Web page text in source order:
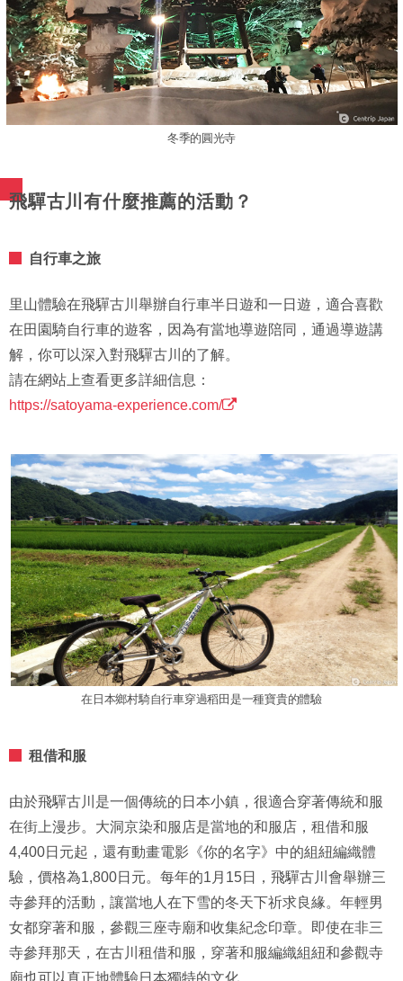
冬季的圓光寺
飛驒古川有什麼推薦的活動？
自行車之旅
里山體驗在飛驒古川舉辦自行車半日遊和一日遊，適合喜歡
在田園騎自行車的遊客，因為有當地導遊陪同，通過導遊講
解，你可以深入對飛驒古川的了解。
請在網站上查看更多詳細信息：
https://satoyama-experience.com/
在日本鄉村騎自行車穿過稻田是一種寶貴的體驗
租借和服
由於飛驒古川是一個傳統的日本小鎮，很適合穿著傳統和服
在街上漫步。大洞京染和服店是當地的和服店，租借和服
4,400日元起，還有動畫電影《你的名字》中的組紐編織體
驗，價格為1,800日元。每年的1月15日，飛驒古川會舉辦三
寺參拜的活動，讓當地人在下雪的冬天下祈求良緣。年輕男
女都穿著和服，參觀三座寺廟和收集紀念印章。即使在非三
寺參拜那天，在古川租借和服，穿著和服編織組紐和參觀寺
廟也可以真正地體驗日本獨特的文化。